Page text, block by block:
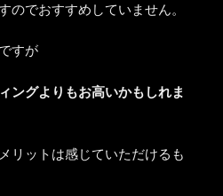
のでおすすめしていません。
すが
ングよりもお高いかもしれま
リットは感じていただけるも